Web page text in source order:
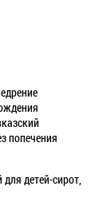
попечения
детей-сирот,